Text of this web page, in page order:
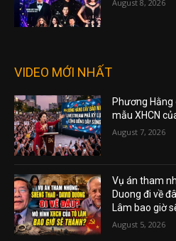
August 8, 2026
VIDEO MỚI NHẤT
Phương
mẫu XHCN
August 7, 2026
Vụ án tham
Duong đi về
Lâm bao giờ
August 5, 2026